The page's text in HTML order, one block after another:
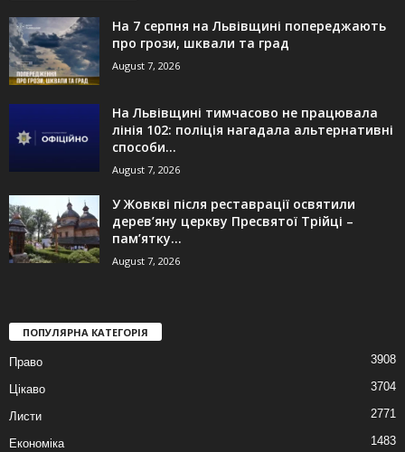
На 7 серпня на Львівщині попереджають
про грози, шквали та град
August 7, 2026
На Львівщині тимчасово не працювала
лінія 102: поліція нагадала альтернативні
способи...
August 7, 2026
У Жовкві після реставрації освятили
дерев’яну церкву Пресвятої Трійці –
пам’ятку...
August 7, 2026
ПОПУЛЯРНА КАТЕГОРІЯ
Право 3908
Цікаво 3704
Листи 2771
Економіка 1483